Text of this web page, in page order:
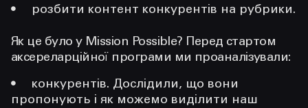
розбити контент конкурентів на рубрики.
Як це було у Mission Possible? Перед стартом
аксереларційної програми ми проаналізували:
конкурентів. Дослідили, що вони
пропонують і як можемо виділити наш